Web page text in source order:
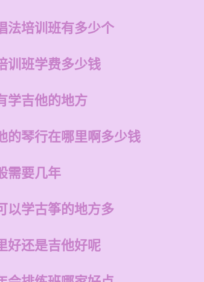
法培训班有多少个
训班学费多少钱
学吉他的地方
的琴行在哪里啊多少钱
需要几年
以学古筝的地方多
好还是吉他好呢